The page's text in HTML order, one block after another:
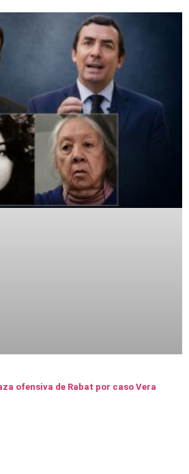
ofensiva de Rabat por caso Vera